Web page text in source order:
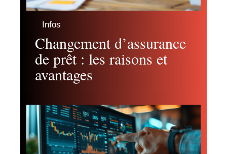
Infos
Changement d’assurance
de prêt : les raisons et
avantages